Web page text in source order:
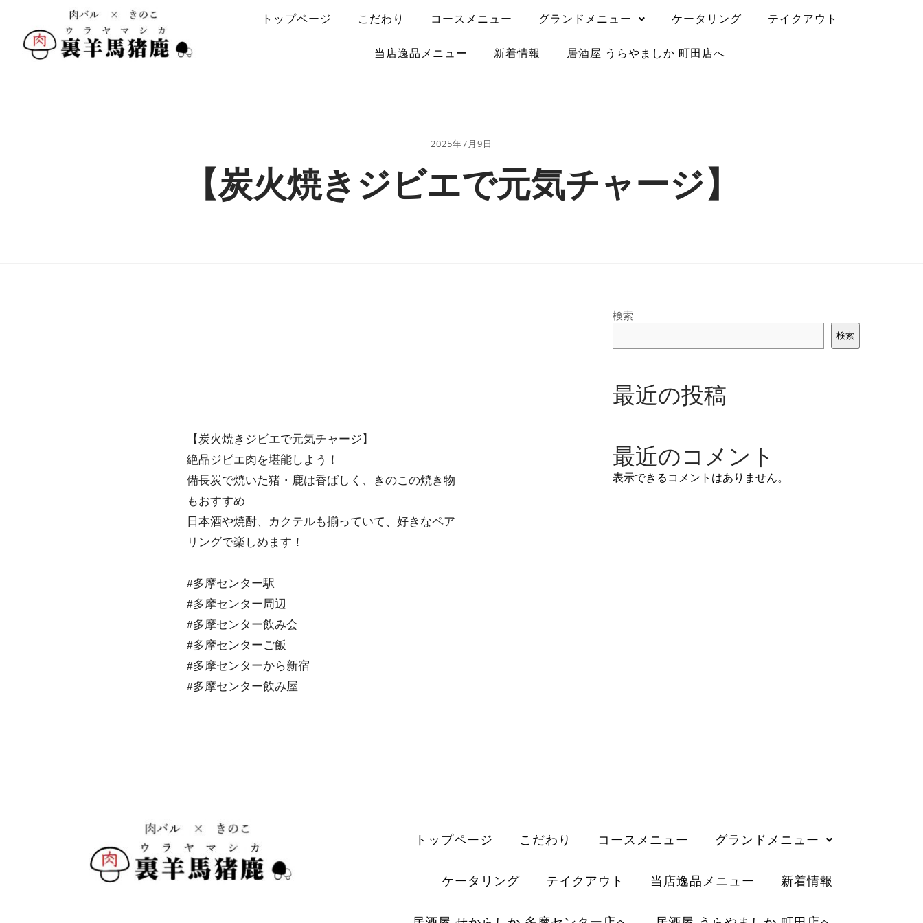
トップページ こだわり コースメニュー グランドメニュー ケータリング テイクアウト
当店逸品メニュー 新着情報 居酒屋 うらやましか 町田店へ
2025年7月9日
【炭火焼きジビエで元気チャージ】
【炭火焼きジビエで元気チャージ】
絶品ジビエ肉を堪能しよう！
備長炭で焼いた猪・鹿は香ばしく、きのこの焼き物
もおすすめ
日本酒や焼酎、カクテルも揃っていて、好きなペア
リングで楽しめます！
#多摩センター駅
#多摩センター周辺
#多摩センター飲み会
#多摩センターご飯
#多摩センターから新宿
#多摩センター飲み屋
検索
検索
最近の投稿
最近のコメント
表示できるコメントはありません。
トップページ こだわり コースメニュー グランドメニュー
ケータリング テイクアウト 当店逸品メニュー 新着情報